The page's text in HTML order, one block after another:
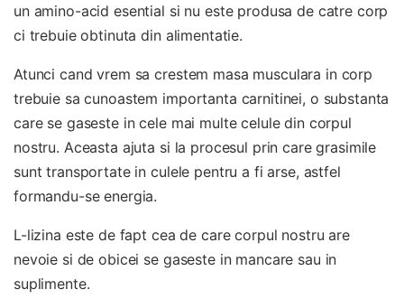
un amino-acid esential si nu este produsa de catre corp
ci trebuie obtinuta din alimentatie.
Atunci cand vrem sa crestem masa musculara in corp
trebuie sa cunoastem importanta carnitinei, o substanta
care se gaseste in cele mai multe celule din corpul
nostru. Aceasta ajuta si la procesul prin care grasimile
sunt transportate in culele pentru a fi arse, astfel
formandu-se energia.
L-lizina este de fapt cea de care corpul nostru are
nevoie si de obicei se gaseste in mancare sau in
suplimente.